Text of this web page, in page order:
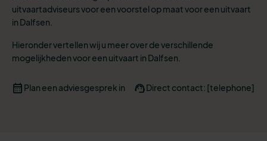
uitvaartadviseurs voor een voorstel op maat voor een uitvaart
in Dalfsen.
Hieronder vertellen wij u meer over de verschillende
mogelijkheden voor een uitvaart in Dalfsen.
Plan een adviesgesprek in Direct contact: [telephone]